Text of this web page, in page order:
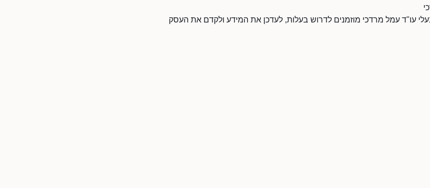
עו"ד עמל מרדכי מוזמנים לדרוש בעלות, לעדכן את המידע ולקדם את העסק